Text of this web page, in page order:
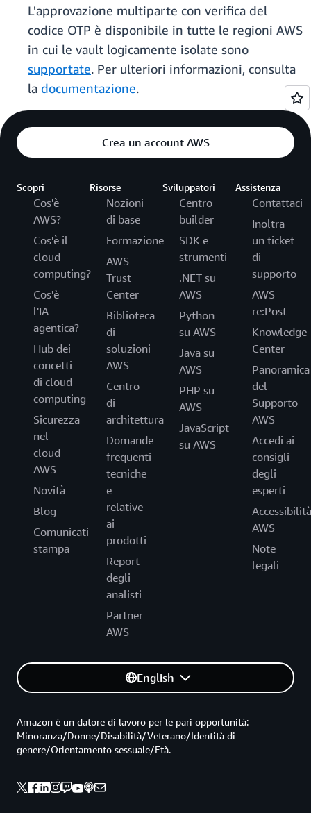
L'approvazione multiparte con verifica del
codice OTP è disponibile in tutte le regioni AWS
in cui le vault logicamente isolate sono
supportate. Per ulteriori informazioni, consulta
la documentazione.
Crea un account AWS
Scopri
Cos'è
AWS?
Cos'è il
cloud
computing?
Cos'è
l'IA
agentica?
Hub dei
concetti
di cloud
computing
Sicurezza
nel
cloud
AWS
Novità
Blog
Comunicati
stampa
Risorse
Nozioni
di base
Formazione
AWS
Trust
Center
Biblioteca
di
soluzioni
AWS
Centro
di
architettura
Domande
frequenti
tecniche
e
relative
ai
prodotti
Report
degli
analisti
Partner
AWS
Sviluppatori
Centro
builder
SDK e
strumenti
.NET su
AWS
Python
su AWS
Java su
AWS
PHP su
AWS
JavaScript
su AWS
Assistenza
Contattaci
Inoltra
un ticket
di
supporto
AWS
re:Post
Knowledge
Center
Panoramica
del
Supporto
AWS
Accedi ai
consigli
degli
esperti
Accessibilità
AWS
Note
legali
English
Amazon è un datore di lavoro per le pari opportunità:
Minoranza/Donne/Disabilità/Veterano/Identità di
genere/Orientamento sessuale/Età.